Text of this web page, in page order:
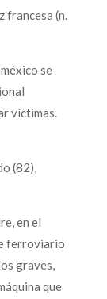
francesa (n.
se
víctimas.
(82),
en el
ferroviario
graves,
que